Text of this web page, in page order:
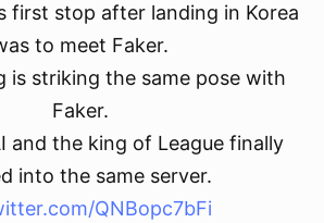
first stop after landing in Korea
to meet Faker.
is striking the same pose with
Faker.
and the king of League finally
into the same server.
QNBopc7bFi